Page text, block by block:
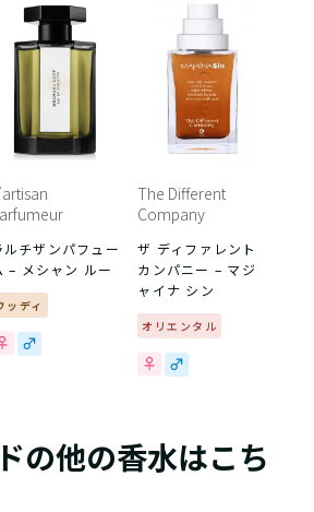
ルチザンパフュー
– メシャン ルー
ッディ
The Different
Company
ザ ディファレント
カンパニー – マジ
ャイナ シン
オリエンタル
の他の香水はこち